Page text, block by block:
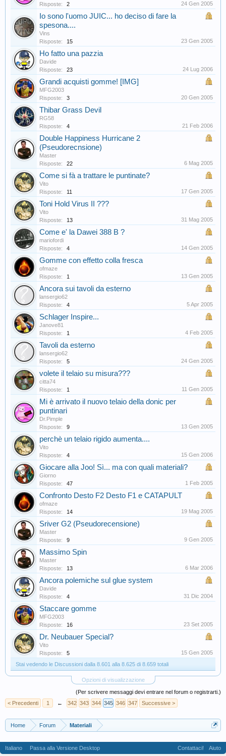
Risposte:
2 24 Gen 2005
Io sono l'uomo JUIC... ho deciso di fare la
spesona....
Vins
Risposte:
15 23 Gen 2005
Ho fatto una pazzia
Davide
Risposte:
23 24 Lug 2006
Grandi acquisti gomme! [IMG]
MFG2003
Risposte:
3 20 Gen 2005
Thibar Grass Devil
RG58
Risposte:
4 21 Feb 2006
Double Happiness Hurricane 2
(Pseudorecnsione)
Master
Risposte:
22 6 Mag 2005
Come si fà a trattare le puntinate?
Vito
Risposte:
11 17 Gen 2005
Toni Hold Virus II ???
Vito
Risposte:
13 31 Mag 2005
Come e' la Dawei 388 B ?
mariofordi
Risposte:
4 14 Gen 2005
Gomme con effetto colla fresca
ofmaze
Risposte:
1 13 Gen 2005
Ancora sui tavoli da esterno
lansergio62
Risposte:
4 5 Apr 2005
Schlager Inspire...
Janove81
Risposte:
1 4 Feb 2005
Tavoli da esterno
lansergio62
Risposte:
5 24 Gen 2005
volete il telaio su misura???
citta74
Risposte:
1 11 Gen 2005
Mi è arrivato il nuovo telaio della donic per
puntinari
Dr.Pimple
Risposte:
9 13 Gen 2005
perchè un telaio rigido aumenta....
Vito
Risposte:
4 15 Gen 2006
Giocare alla Joo! Sì... ma con quali materiali?
Giorno
Risposte:
47 1 Feb 2005
Confronto Desto F2 Desto F1 e CATAPULT
ofmaze
Risposte:
14 19 Mag 2005
Sriver G2 (Pseudorecensione)
Master
Risposte:
9 9 Gen 2005
Massimo Spin
Master
Risposte:
13 6 Mar 2006
Ancora polemiche sul glue system
Davide
Risposte:
4 31 Dic 2004
Staccare gomme
MFG2003
Risposte:
16 23 Set 2005
Dr. Neubauer Special?
Vito
Risposte:
5
15 Gen 2005
Stai vedendo le Discussioni dalla 8.601 alla 8.625 di 8.659 totali
Opzioni di visualizzazione
(Per scrivere messaggi devi entrare nel forum o registrarti.)
< Precedenti
1 ← 342 343 344 345 346 347 Successive >
Home Forum Materiali
Italiano Passa alla Versione Desktop Contattaci! Aiuto